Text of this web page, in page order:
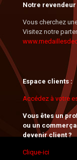
Notre
Vous cherchez
Visitez notre
Espace clients :
Accédez à votre
Vous êtes un
ou un
devenir client ?
Clique-ici